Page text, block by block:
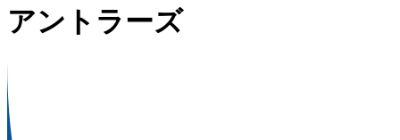
アントラーズ